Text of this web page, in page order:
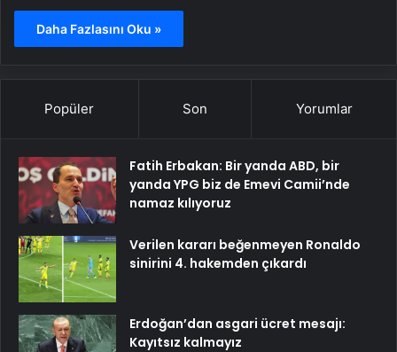
Daha Fazlasını Oku »
Popüler Son Yorumlar
Fatih Erbakan: Bir yanda ABD, bir
yanda YPG biz de Emevi Camii’nde
namaz kılıyoruz
Verilen kararı beğenmeyen Ronaldo
sinirini 4. hakemden çıkardı
Erdoğan’dan asgari ücret mesajı:
Kayıtsız kalmayız